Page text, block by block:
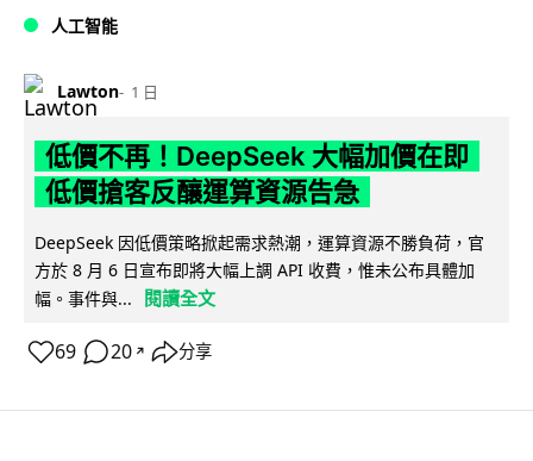
人工智能
Lawton 1 日
低價不再！DeepSeek 大幅加價在即
低價搶客反釀運算資源告急
DeepSeek 因低價策略掀起需求熱潮，運算資源不勝負荷，官
方於 8 月 6 日宣布即將大幅上調 API 收費，惟未公布具體加
幅。事件與...
閱讀全文
69 20 ↗ 分享